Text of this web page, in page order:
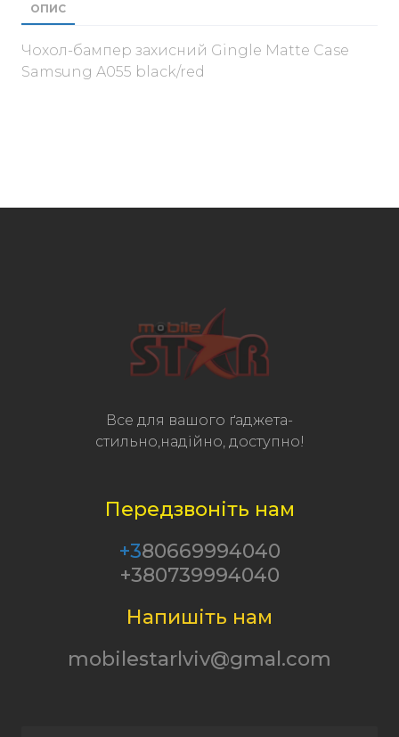
ОПИС
Чохол-бампер захисний Gingle Matte Case
Samsung A055 black/red
Все для вашого ґаджета-
стильно,надійно, доступно!
Передзвоніть нам
+380669994040
+380739994040
Напишіть нам
mobilestarlviv@gmal.com